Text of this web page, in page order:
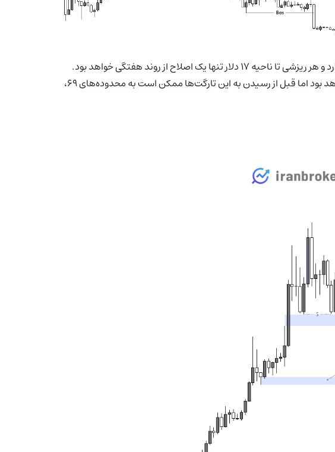
اکنون (۳۰ آذر)‌ قیمت ارز سولانا حدودا در ۸۶ دلار قرار دارد و هر ریزشی تا ناحیه ۱۷ دلار تنها یک اصلاح از روند هفتگی خواهد بود.
تارگت بعدی سولانا احتمالا ۹۱ دلار و سپس ۱۰۲ دلار خواهد بود اما قبل از رسیدن به این تارگت‌ها ممکن است به محدوده‌های ۶۹،